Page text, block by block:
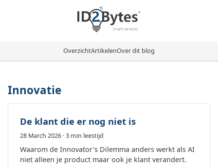
OverzichtArtikelenOver dit blog
Innovatie
De klant die er nog niet is
28 March 2026 · 3 min leestijd
Waarom de Innovator's Dilemma anders werkt als AI
niet alleen je product maar ook je klant verandert.